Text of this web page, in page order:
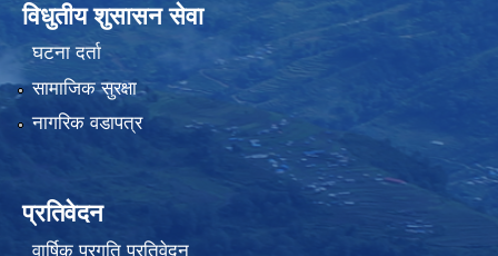
विधुतीय शुसासन सेवा
घटना दर्ता
सामाजिक सुरक्षा
नागरिक वडापत्र
प्रतिवेदन
वार्षिक प्रगति प्रतिवेदन